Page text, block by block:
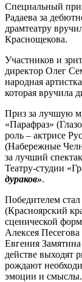
Специальный
Радаева за
драмтеатру
Краснощекова.
Участников и
директор Олег
народная
которая вручила
Приз за лучшую
«Парафраз»
роль – актрисе
(Набережные
за лучший
Театру-студии
дураков».
Победителем
(Красноярский
сценической
Алексея
Евгения
действе выходят
рождают
эмоции и смыслы.